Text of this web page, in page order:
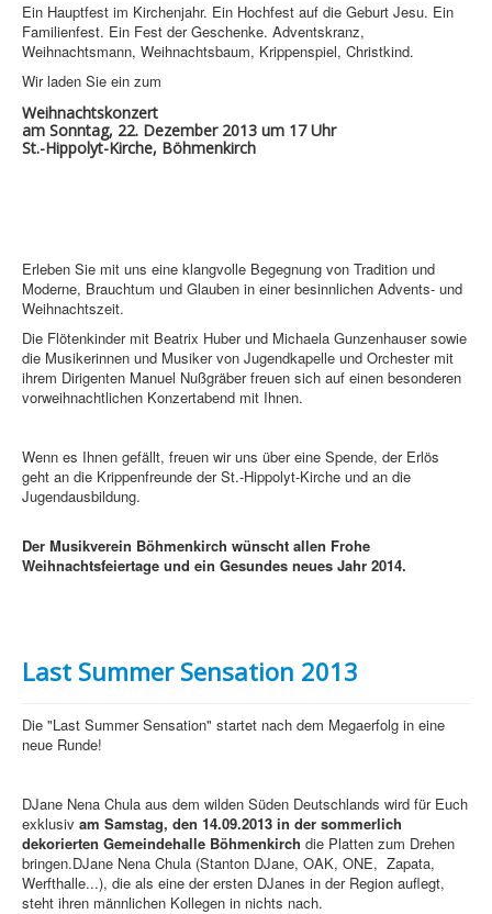
Ein Hauptfest im Kirchenjahr. Ein Hochfest auf die Geburt Jesu. Ein
Familienfest. Ein Fest der Geschenke. Adventskranz,
Weihnachtsmann, Weihnachtsbaum, Krippenspiel, Christkind.
Wir laden Sie ein zum
Weihnachtskonzert
am Sonntag, 22. Dezember 2013 um 17 Uhr
St.-Hippolyt-Kirche, Böhmenkirch
Erleben Sie mit uns eine klangvolle Begegnung von Tradition und
Moderne, Brauchtum und Glauben in einer besinnlichen Advents- und
Weihnachtszeit.
Die Flötenkinder mit Beatrix Huber und Michaela Gunzenhauser sowie
die Musikerinnen und Musiker von Jugendkapelle und Orchester mit
ihrem Dirigenten Manuel Nußgräber freuen sich auf einen besonderen
vorweihnachtlichen Konzertabend mit Ihnen.
Wenn es Ihnen gefällt, freuen wir uns über eine Spende, der Erlös
geht an die Krippenfreunde der St.-Hippolyt-Kirche und an die
Jugendausbildung.
Der Musikverein Böhmenkirch wünscht allen Frohe
Weihnachtsfeiertage und ein Gesundes neues Jahr 2014.
Last Summer Sensation 2013
Die "Last Summer Sensation" startet nach dem Megaerfolg in eine
neue Runde!
DJane Nena Chula aus dem wilden Süden Deutschlands wird für Euch
exklusiv am Samstag, den 14.09.2013 in der sommerlich
dekorierten Gemeindehalle Böhmenkirch die Platten zum Drehen
bringen.DJane Nena Chula (Stanton DJane, OAK, ONE, Zapata,
Werfthalle...), die als eine der ersten DJanes in der Region auflegt,
steht ihren männlichen Kollegen in nichts nach.